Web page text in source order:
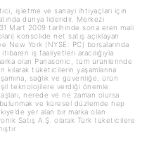
işletme ve sanayi ihtiyaçları için
dünya lideridir. Merkezi
Mart 2009 tarihinde sona eren mali
konsolide net satış açıklayan
New York (NYSE: PC) borsalarında
iş faaliyetleri aracılığıyla
olan Panasonic, tüm ürünlerinde
kılarak tüketicilerin yaşamlarına
sağlık ve güvenliğe, ürün
teknolojilere verdiği önemle
nerede ve ne zaman olursa
ve küresel düzlemde hep
yer alan bir marka olan
Satış A.Ş. olarak Türk tüketicilere